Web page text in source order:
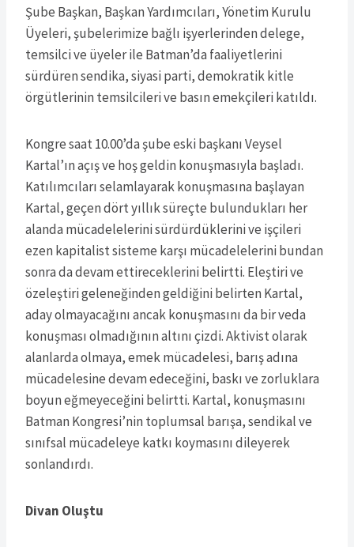
Şube Başkan, Başkan Yardımcıları, Yönetim Kurulu
Üyeleri, şubelerimize bağlı işyerlerinden delege,
temsilci ve üyeler ile Batman’da faaliyetlerini
sürdüren sendika, siyasi parti, demokratik kitle
örgütlerinin temsilcileri ve basın emekçileri katıldı.
Kongre saat 10.00’da şube eski başkanı Veysel
Kartal’ın açış ve hoş geldin konuşmasıyla başladı.
Katılımcıları selamlayarak konuşmasına başlayan
Kartal, geçen dört yıllık süreçte bulundukları her
alanda mücadelelerini sürdürdüklerini ve işçileri
ezen kapitalist sisteme karşı mücadelelerini bundan
sonra da devam ettireceklerini belirtti. Eleştiri ve
özeleştiri geleneğinden geldiğini belirten Kartal,
aday olmayacağını ancak konuşmasını da bir veda
konuşması olmadığının altını çizdi. Aktivist olarak
alanlarda olmaya, emek mücadelesi, barış adına
mücadelesine devam edeceğini, baskı ve zorluklara
boyun eğmeyeceğini belirtti. Kartal, konuşmasını
Batman Kongresi’nin toplumsal barışa, sendikal ve
sınıfsal mücadeleye katkı koymasını dileyerek
sonlandırdı.
Divan Oluştu